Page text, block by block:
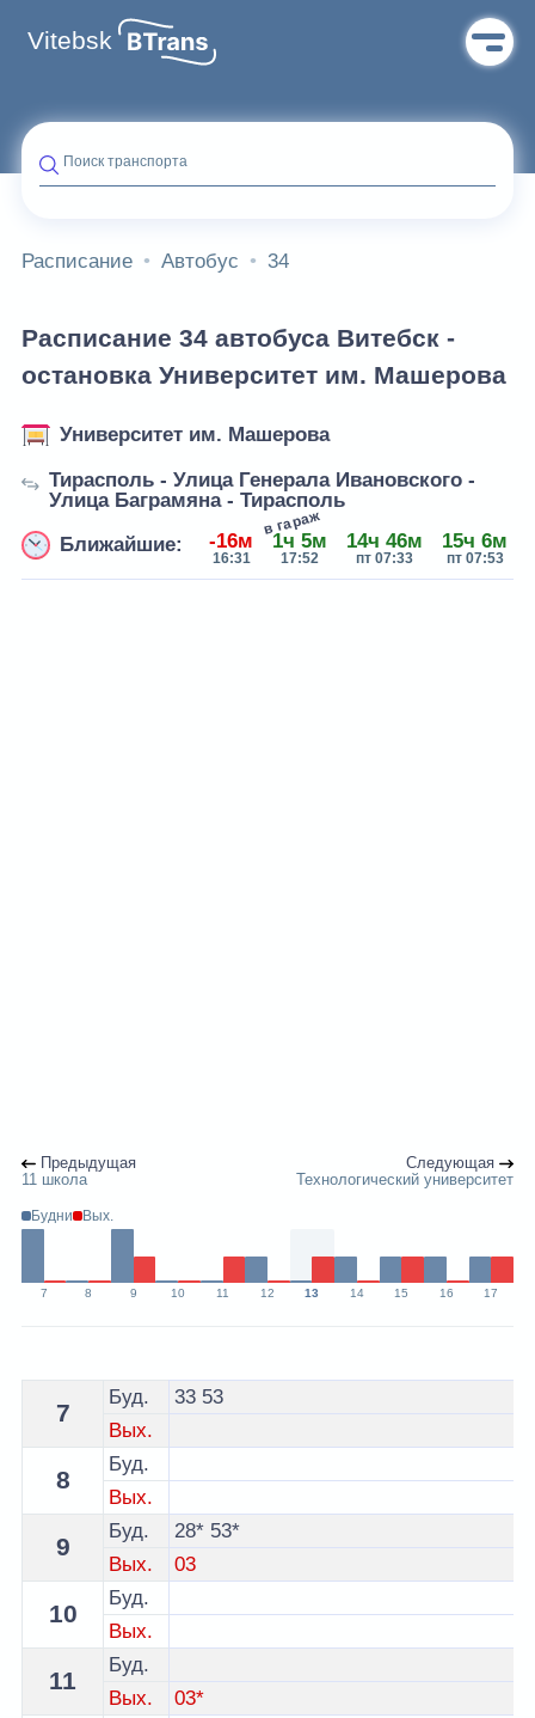
Vitebsk
Поиск транспорта
Расписание Автобус 34
Расписание 34 автобуса Витебск -
остановка Университет им. Машерова
Университет им. Машерова
Тирасполь - Улица Генерала Ивановского -
Улица Баграмяна - Тирасполь
Ближайшие:
-16м
16:31
1ч 5м
17:52
в гараж
14ч 46м
пт 07:33
15ч 6м
пт 07:53
Предыдущая
11 школа
Следующая
Технологический университет
Будни Вых.
7 8 9 10 11 12 13 14 15 16 17
Расписание 34 автобуса Витебск - остановка
7
Буд. 33 53
Вых.
8
Буд.
Вых.
9
Буд. 28* 53*
Вых.
03
10
Буд.
Вых.
11
Буд.
Вых.
03*